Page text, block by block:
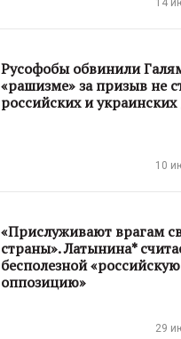
Русофобы обвинили
«рашизме» за призыв не
российских и украинских
10
«Прислуживают врагам
страны». Латынина*
бесполезной «российскую
оппозицию»
29